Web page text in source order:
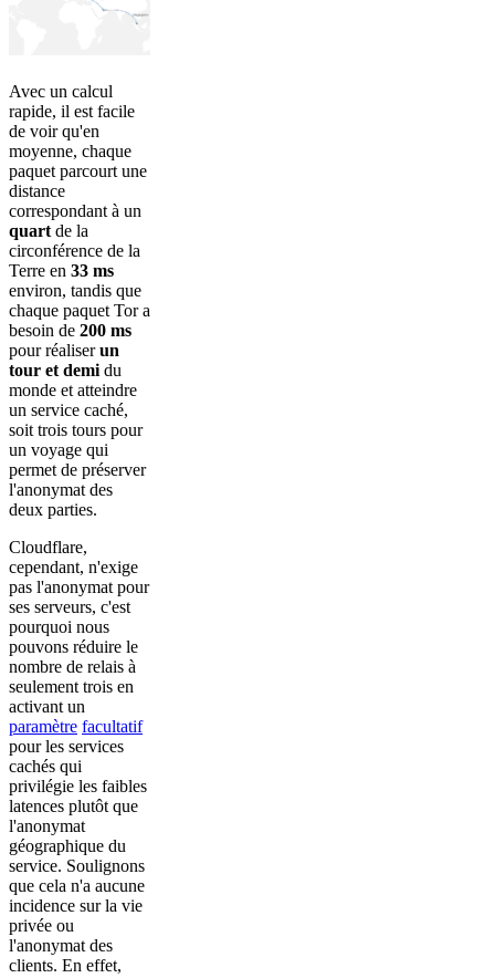
Avec un calcul
rapide, il est facile
de voir qu'en
moyenne, chaque
paquet parcourt une
distance
correspondant à un
quart de la
circonférence de la
Terre en 33 ms
environ, tandis que
chaque paquet Tor a
besoin de 200 ms
pour réaliserun
tour et demi du
monde et atteindre
un service caché,
soit trois tours pour
un voyage qui
permet de préserver
l'anonymat des
deux parties.
Cloudflare,
cependant, n'exige
pas l'anonymat pour
ses serveurs, c'est
pourquoi nous
pouvons réduire le
nombre de relais à
seulement trois en
activant un
paramètre facultatif
pour les services
cachés qui
privilégie les faibles
latences plutôt que
l'anonymat
géographique du
service. Soulignons
que cela n'a aucune
incidence sur la vie
privée ou
l'anonymat des
clients. En effet,